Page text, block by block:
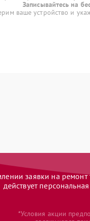
Записывайтесь на
ваше устройство и
заявки на ремонт
действует
*Условия акции